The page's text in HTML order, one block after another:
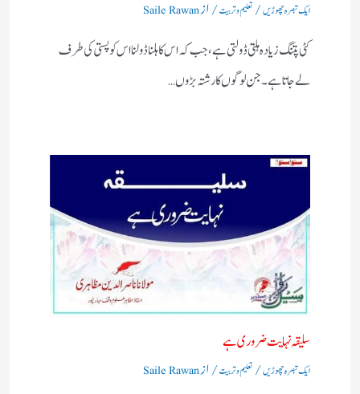
ایک تبصرہ چھوڑیں/ تعلیم و تربیت/ ازSaile Rawan
کٹی پتنگ زیادہ ہلتی ڈولتی ہے ، جب کہ اس کا ہلنا ڈولنا اس کو پستی کی طرف
لے جاتا ہے۔جن لوگوں کا رشتہ بڑوں…
سلیقہ نہایت ضروری ہے
ایک تبصرہ چھوڑیں/ تعلیم و تربیت/ ازSaile Rawan